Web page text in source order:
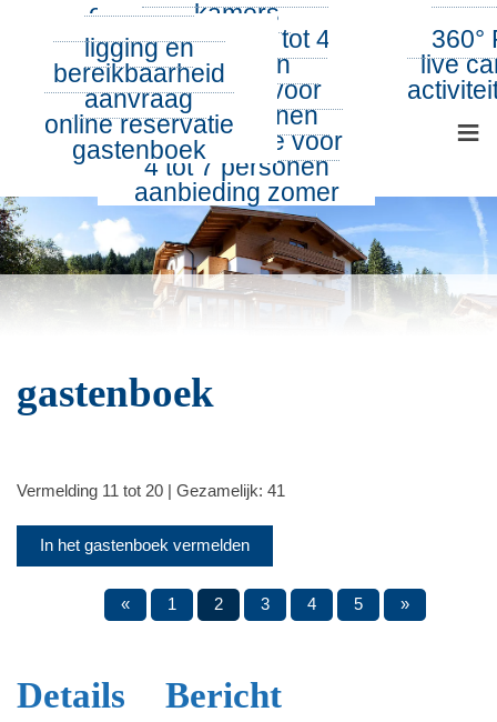
over onskamers
suite voor 2 tot 4
personen
familie suite voor 3
tot 6 personen
superior suite voor
4 tot 7 personen
aanbieding zomer
live
360°
ligging en
bereikbaarheid
aanvraag
online reservatie
gastenboek
info@pension-noella.com
NL
≡
gastenboek
Vermelding 11 tot 20 | Gezamelijk: 41
In het gastenboek vermelden
« 1 2 3 4 5 »
Details Bericht